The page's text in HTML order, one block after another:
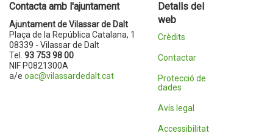
Contacta amb l'ajuntament
Ajuntament de Vilassar de Dalt
Plaça de la República Catalana, 1
08339 - Vilassar de Dalt
Tel. 93 753 98 00
NIF P0821300A
a/e oac@vilassardedalt.cat
Detalls del
web
Crèdits
Contactar
Protecció de
dades
Avís legal
Accessibilitat